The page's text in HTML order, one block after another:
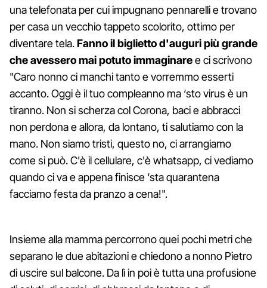
una telefonata per cui impugnano pennarelli e trovano
per casa un vecchio tappeto scolorito, ottimo per
diventare tela.Fanno il biglietto d'auguri più grande
che avessero mai potuto immaginaree ci scrivono
"Caro nonno ci manchi tanto e vorremmo esserti
accanto. Oggi è il tuo compleanno ma ‘sto virus è un
tiranno. Non si scherza col Corona, baci e abbracci
non perdona e allora, da lontano, ti salutiamo con la
mano. Non siamo tristi, questo no, ci arrangiamo
come si può. C'è il cellulare, c'è whatsapp, ci vediamo
quando ci va e appena finisce ‘sta quarantena
facciamo festa da pranzo a cena!".
Insieme alla mamma percorrono quei pochi metri che
separano le due abitazioni e chiedono a nonno Pietro
di uscire sul balcone. Da lì in poi è tutta una profusione